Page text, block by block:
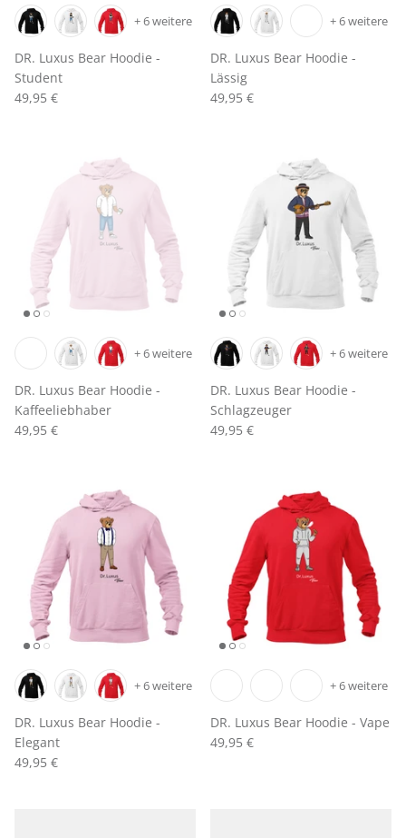
DR. Luxus Bear Hoodie -
Student
49,95 €
+ 6 weitere
DR. Luxus Bear Hoodie -
Lässig
49,95 €
+ 6 weitere
DR. Luxus Bear Hoodie -
Kaffeeliebhaber
49,95 €
+ 6 weitere
DR. Luxus Bear Hoodie -
Schlagzeuger
49,95 €
+ 6 weitere
DR. Luxus Bear Hoodie -
Elegant
49,95 €
+ 6 weitere
DR. Luxus Bear Hoodie - Vape
49,95 €
+ 6 weitere